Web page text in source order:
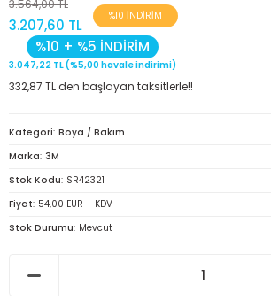
3.564,00 TL
3.207,60 TL
%10 İNDİRİM
%10 + %5 İNDİRİM
3.047,22 TL (%5,00 havale indirimi)
332,87 TL den başlayan taksitlerle!!
Kategori Boya / Bakım
Marka 3M
Stok Kodu SR42321
Fiyat 54,00 EUR + KDV
Stok Durumu Mevcut